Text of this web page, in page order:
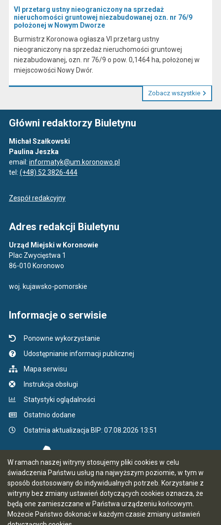
W ramach naszej witryny stosujemy pliki cookies w celu
świadczenia Państwu usług na najwyższym poziomie, w tym w
sposób dostosowany do indywidualnych potrzeb. Korzystanie z
witryny bez zmiany ustawień dotyczących cookies oznacza, że
będą one zamieszczane w Państwa urządzeniu końcowym.
Możecie Państwo dokonać w każdym czasie zmiany ustawień
VI przetarg ustny nieograniczony na sprzedaż
nieruchomości gruntowej niezabudowanej ozn. nr 76/9
położonej w Nowym Dworze
Burmistrz Koronowa ogłasza VI przetarg ustny
nieograniczony na sprzedaż nieruchomości gruntowej
niezabudowanej, ozn. nr 76/9 o pow. 0,1464 ha, położonej w
miejscowości Nowy Dwór.
Zobacz wszystkie
Główni redaktorzy Biuletynu
Michał Szałkowski
Paulina Jeszka
email: informatyk@um.koronowo.pl
tel: (+48) 52 3826-444
Zespół redakcyjny
Adres redakcji Biuletynu
Urząd Miejski w Koronowie
Plac Zwycięstwa 1
86-010 Koronowo
woj. kujawsko-pomorskie
Informacje o serwisie
Ponowne wykorzystanie
Udostępnianie informacji publicznej
Mapa serwisu
Instrukcja obsługi
Statystyki oglądalności
Ostatnio dodane
Ostatnia aktualizacja BIP: 07.08.2026 13:51